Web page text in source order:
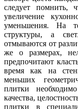
следует помнить,
увеличение
уменьшения. На
структуры, а
отмываются от
же о размерах,
предпочитают
время как на
меньших
плитки
качества,
плитки в